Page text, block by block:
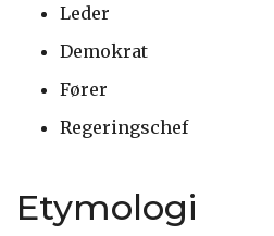
Leder
Demokrat
Fører
Regeringschef
Etymologi